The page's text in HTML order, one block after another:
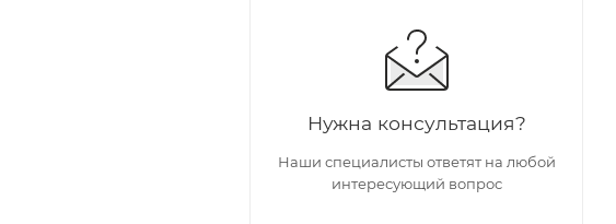
Нужна консультация?
Наши специалисты ответят на любой
интересующий вопрос